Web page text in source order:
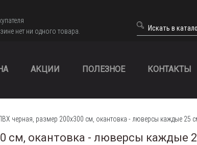
нет ни одного товара.
АКЦИИ ПОЛЕЗНОЕ КОНТАКТЫ
черная, размер 200х300 см, окантовка - люверсы каждые 25
см, окантовка - люверсы каждые